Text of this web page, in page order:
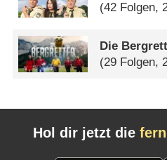
(42 Folgen,
Die
(29 Folgen,
Hol dir jetzt die